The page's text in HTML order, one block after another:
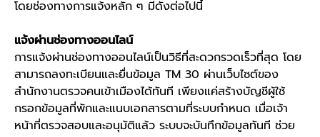
โดยช่องทางการแจ้งหลัก ๆ มีดังต่อไปนี้
แจ้งผ่านช่องทางออนไลน์
การแจ้งผ่านช่องทางออนไลน์เป็นวิธีที่สะดวกรวดเร็วที่สุด โดย
สามารถลงทะเบียนและยื่นข้อมูล TM 30 ผ่านเว็บไซต์ของ
สำนักงานตรวจคนเข้าเมืองได้ทันที เพียงแค่สร้างบัญชีผู้ใช้
กรอกข้อมูลที่พักและแนบเอกสารตามที่ระบบกำหนด เมื่อเจ้า
หน้าที่ตรวจสอบและอนุมัติแล้ว ระบบจะบันทึกข้อมูลทันที ช่วย